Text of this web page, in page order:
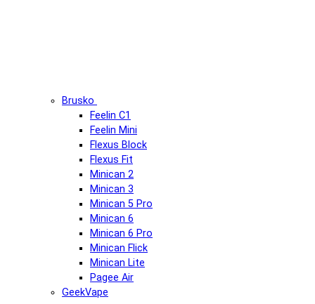
Brusko
Feelin C1
Feelin Mini
Flexus Block
Flexus Fit
Minican 2
Minican 3
Minican 5 Pro
Minican 6
Minican 6 Pro
Minican Flick
Minican Lite
Pagee Air
GeekVape